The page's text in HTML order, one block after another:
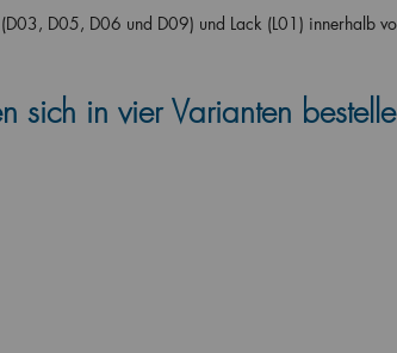
D05, D06 und D09) und Lack (L01) innerhalb
sich in vier Varianten